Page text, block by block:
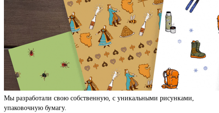
Мы разработали свою собственную, с уникальными рисунками,
упаковочную бумагу.